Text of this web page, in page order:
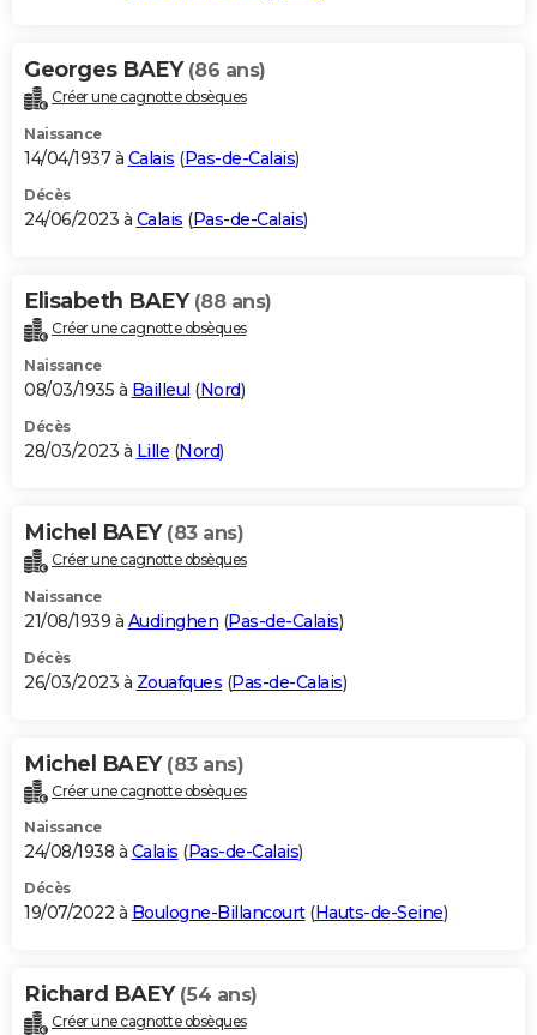
Georges BAEY (86 ans)
Créer une cagnotte obsèques
Naissance
14/04/1937 à Calais (Pas-de-Calais)
Décès
24/06/2023 à Calais (Pas-de-Calais)
Elisabeth BAEY (88 ans)
Créer une cagnotte obsèques
Naissance
08/03/1935 à Bailleul (Nord)
Décès
28/03/2023 à Lille (Nord)
Michel BAEY (83 ans)
Créer une cagnotte obsèques
Naissance
21/08/1939 à Audinghen (Pas-de-Calais)
Décès
26/03/2023 à Zouafques (Pas-de-Calais)
Michel BAEY (83 ans)
Créer une cagnotte obsèques
Naissance
24/08/1938 à Calais (Pas-de-Calais)
Décès
19/07/2022 à Boulogne-Billancourt(Hauts-de-Seine)
Richard BAEY (54 ans)
Créer une cagnotte obsèques